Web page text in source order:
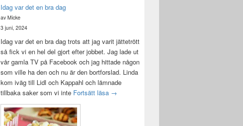
Idag var det en bra dag
av Micke
3 juni, 2024
Idag var det en bra dag trots att jag varit jättetrött
så fick vi en hel del gjort efter jobbet. Jag lade ut
vår gamla TV på Facebook och jag hittade någon
som ville ha den och nu är den bortforslad. Linda
kom iväg till Lidl och Kappahl och lämnade
tillbaka saker som vi inte Fortsätt läsa Idag var det en bra dag
→